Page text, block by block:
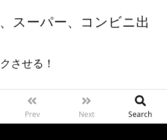
スーパー、コンビニ出
させる！
Prev Next Search